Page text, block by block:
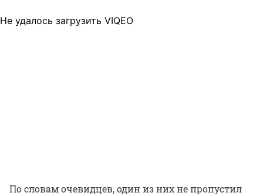
Не удалось загрузить VIQEO
По словам очевидцев, один из них не пропустил